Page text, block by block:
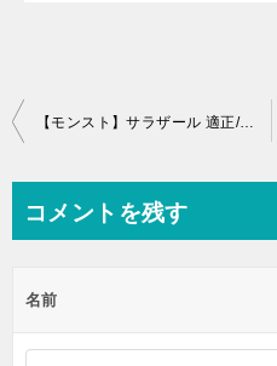
投
ビ
ー
シ
【モンスト】サラザール 適正/適性キャラと安定攻略・周回パーティー
コメントを残す
名前